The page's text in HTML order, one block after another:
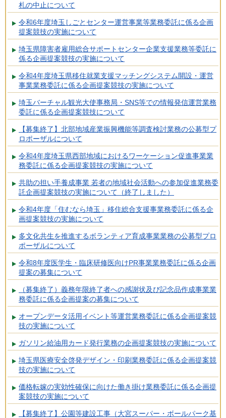
札の中止について
令和6年度埼玉しごとセンター運営事業等業務委託に係る企画
提案競技の実施について
埼玉県障害者雇用総合サポートセンター企業支援業務等委託に
係る企画提案競技の実施について
令和4年度埼玉県移住就業支援マッチングシステム開設・運営
事業業務委託に係る企画提案競技の実施について
埼玉バーチャル観光大使事務局・SNS等での情報発信運営業務
委託に係る企画提案競技について
【募集終了】北部地域産業振興機能等調査検討業務の公募型プ
ロポーザルについて
令和4年度埼玉県西部地域におけるワーケーション促進事業業
務委託に係る企画提案競技の実施について
共助の担い手養成事業 若者の地域社会活動への参加促進業務委
託企画提案競技の実施について（終了しました）
令和4年度「住むなら埼玉」移住総合支援事業務委託に係る企
画提案競技の実施について
多文化共生を推進するボランティア育成事業業務の公募型プロ
ポーザルについて
令和8年度医学生・臨床研修医向けPR事業業務委託に係る企画
提案の募集について
（募集終了）義務年限終了者への感謝状及び記念品作成事業業
務委託に係る企画提案の募集について
オープンデータ活用イベント等運営業務委託に係る企画提案競
技の実施について
ガソリン給油用カード発行業務の企画提案競技の実施について
埼玉県医療安全啓発デザイン・印刷業務委託に係る企画提案競
技の実施について
価格転嫁の実効性確保に向けた働き掛け業務委託に係る企画提
案競技の実施について
【募集終了】公園等建設工事（大宮スーパー・ボールパーク基